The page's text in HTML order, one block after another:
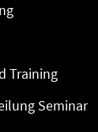
Training
Seminar